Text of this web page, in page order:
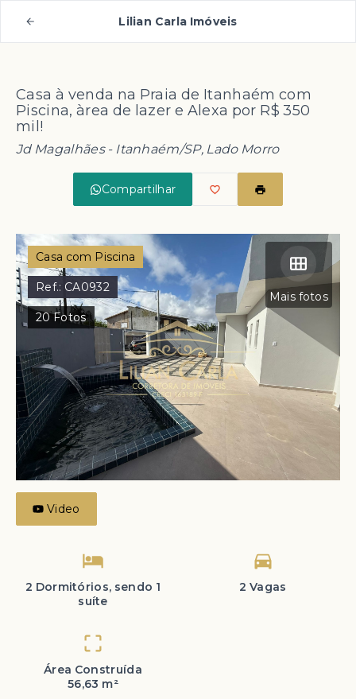
Lilian Carla Imóveis
Casa à venda na Praia de Itanhaém com
Piscina, àrea de lazer e Alexa por R$ 350
mil!
Jd Magalhães - Itanhaém/SP, Lado Morro
Compartilhar
Mais fotos
Casa com Piscina
Ref.: CA0932
20Fotos
Video
2 Dormitórios, sendo 1
suíte
2 Vagas
Área Construída
56,63 m²